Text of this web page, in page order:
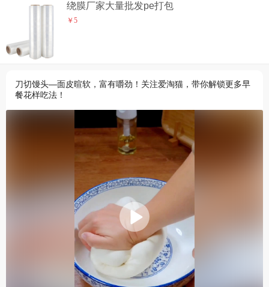
绕膜厂家大量批发pe打包
￥5
刀切馒头—面皮暄软，富有嚼劲！关注爱淘猫，带你解锁更多早
餐花样吃法！